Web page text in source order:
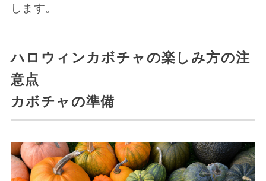
します。
ハロウィンカボチャの楽しみ方の注
意点
カボチャの準備